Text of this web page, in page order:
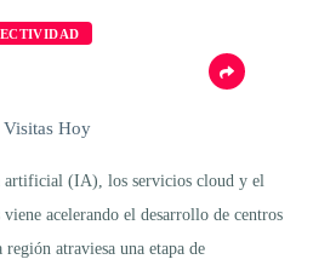
Visitas Hoy
artificial (IA), los servicios cloud y el
acelerando el desarrollo de centros
atraviesa una etapa de